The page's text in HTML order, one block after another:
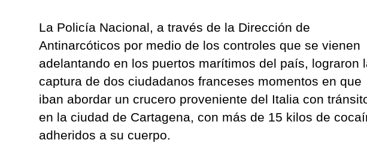
La Policía Nacional, a través de la Dirección de
Antinarcóticos por medio de los controles que se vienen
adelantando en los puertos marítimos del país, lograron
captura de dos ciudadanos franceses momentos en que
iban abordar un crucero proveniente del Italia con
en la ciudad de Cartagena, con más de 15 kilos de
adheridos a su cuerpo.